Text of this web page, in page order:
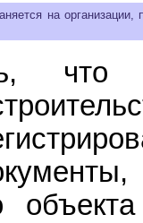
на
что